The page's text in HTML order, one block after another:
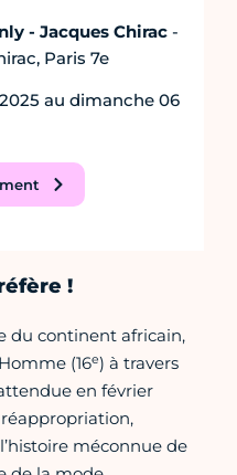
- Jacques Chirac -
Paris 7e
au dimanche 06
!
du continent africain,
(16e) à travers
en février
méconnue de